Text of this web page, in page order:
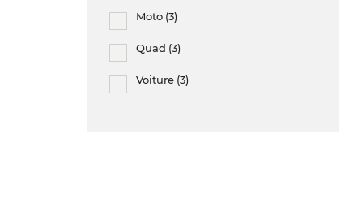
Moto (3)
Quad (3)
Voiture (3)